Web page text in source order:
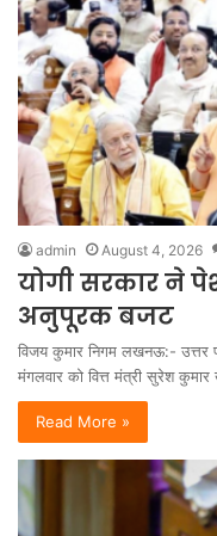
admin August 4, 2026
योगी सरकार ने
अनुपूरक बजट
विजय कुमार निगम लखनऊ:- उत्तर
मंगलवार को वित्त मंत्री सुरेश
Read More »